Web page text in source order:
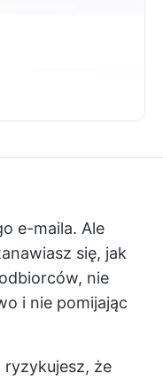
e-maila. Ale
się, jak
nie
i nie pomijając
że